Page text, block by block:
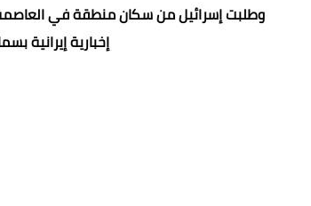
وطلبت إسرائيل من سكان منطقة في العاصمة
إخبارية إيرانية